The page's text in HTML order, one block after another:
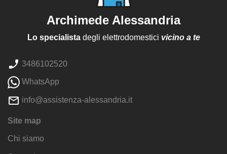
Archimede Alessandria
Lo specialistadegli elettrodomestici vicino a te
3486102520
WhatsApp
info@assistenza-alessandria.it
Site map
Chi siamo